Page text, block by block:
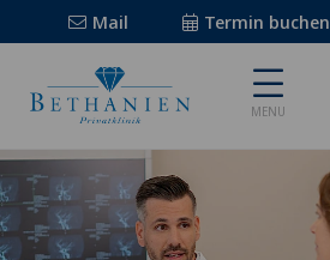
Mail Termin buchen
MENU